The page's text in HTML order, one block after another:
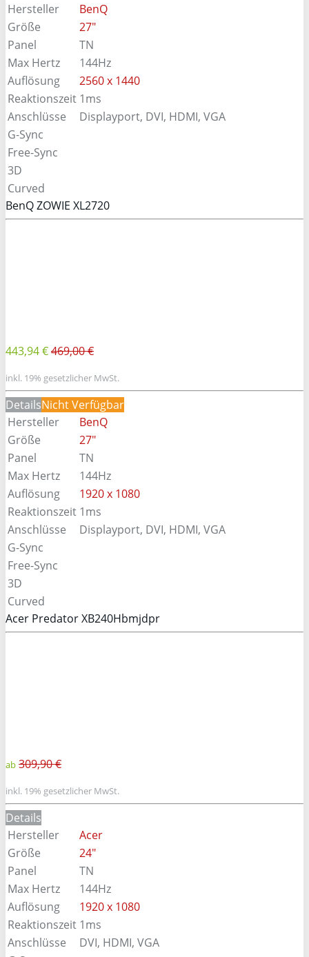
Hersteller
BenQ
Größe
27"
Panel
TN
Max Hertz
144Hz
Auflösung
2560 x 1440
Reaktionszeit 1ms
Anschlüsse
Displayport, DVI, HDMI, VGA
G-Sync
Free-Sync
3D
Curved
BenQ ZOWIE XL2720
443,94 €469,00 €
inkl. 19% gesetzlicher MwSt.
DetailsNicht Verfügbar
Hersteller
BenQ
Größe
27"
Panel
TN
Max Hertz
144Hz
Auflösung
1920 x 1080
Reaktionszeit 1ms
Anschlüsse
Displayport, DVI, HDMI, VGA
G-Sync
Free-Sync
3D
Curved
Acer Predator XB240Hbmjdpr
ab 309,90 €
inkl. 19% gesetzlicher MwSt.
Details
Hersteller
Acer
Größe
24"
Panel
TN
Max Hertz
144Hz
Auflösung
1920 x 1080
Reaktionszeit 1ms
Anschlüsse
DVI, HDMI, VGA